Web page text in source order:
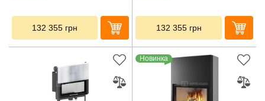
132 355 грн 132 355 грн
Новинка